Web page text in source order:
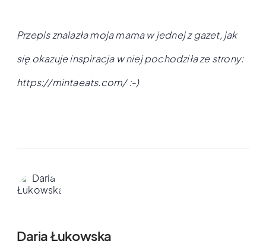
Przepis znalazła moja mama w jednej z gazet, jak
się okazuje inspiracja w niej pochodziła ze strony:
https://mintaeats.com/ :-)
Daria Łukowska